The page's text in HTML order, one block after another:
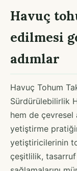
Havuç
edilmesi
adımlar
Havuç Tohum
Sürdürülebilirlik
hem de çevresel
yetiştirme
yetiştiricilerinin
çeşitlilik, tasarruf